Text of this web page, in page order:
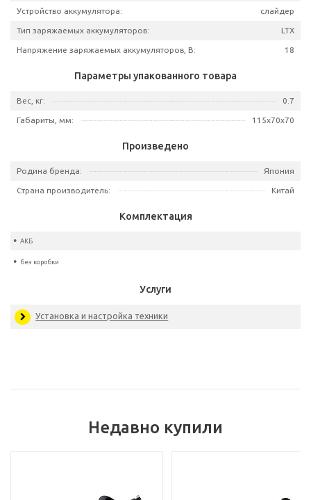
Бренд:
Устройство аккумулятора:
Тип заряжаемых аккумуляторов:
Напряжение заряжаемых аккумуляторов, В:
Параметры упакованного товара
Родина бренда:
Недавно купили